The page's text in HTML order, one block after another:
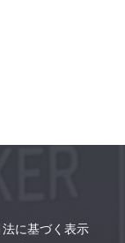
に基づく表示